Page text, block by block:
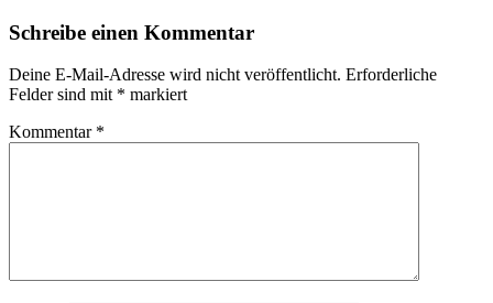
Schreibe einen Kommentar
Deine E-Mail-Adresse wird nicht veröffentlicht. Erforderliche
Felder sind mit * markiert
Kommentar *